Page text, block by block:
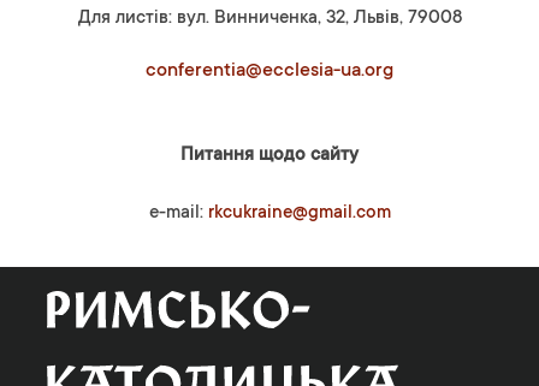
Для листів: вул. Винниченка, 32, Львів, 79008
conferentia@ecclesia-ua.org
Питання щодо сайту
e-mail: rkcukraine@gmail.com